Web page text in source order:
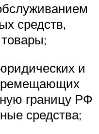
средств,
и
границу РФ
средства;